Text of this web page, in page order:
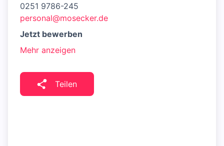
0251 9786-245
personal@mosecker.de
Jetzt bewerben
Mehr anzeigen
Teilen